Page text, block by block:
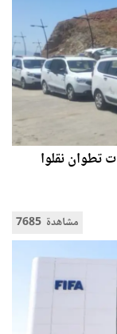
تطوان نقلوا
7685 مشاهدة